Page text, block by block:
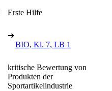
Erste Hilfe
➔
BIO, Kl. 7, LB 1
kritische Bewertung von
Produkten der
Sportartikelindustrie